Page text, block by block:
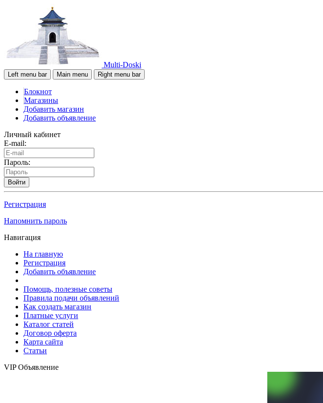
Multi-Doski
Left menu bar Main menu Right menu bar
Блокнот
Магазины
Добавить магазин
Добавить объявление
Личный кабинет
E-mail:
Пароль:
Войти
Регистрация
Напомнить пароль
Навигация
На главную
Регистрация
Добавить объявление
Помощь, полезные советы
Правила подачи объявлений
Как создать магазин
Платные услуги
Каталог статей
Договор оферта
Карта сайта
Статьи
VIP Объявление